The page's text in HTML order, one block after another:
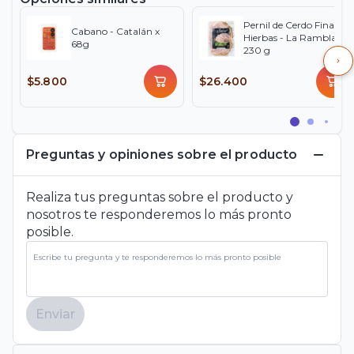
Cabano - Catalán x
68g
$5.800
Pernil de Cerdo Finas
Hierbas - La Rambla x
230 g
$26.400
Preguntas y opiniones sobre el producto
Realiza tus preguntas sobre el producto y
nosotros te responderemos lo más pronto
posible.
Enviar